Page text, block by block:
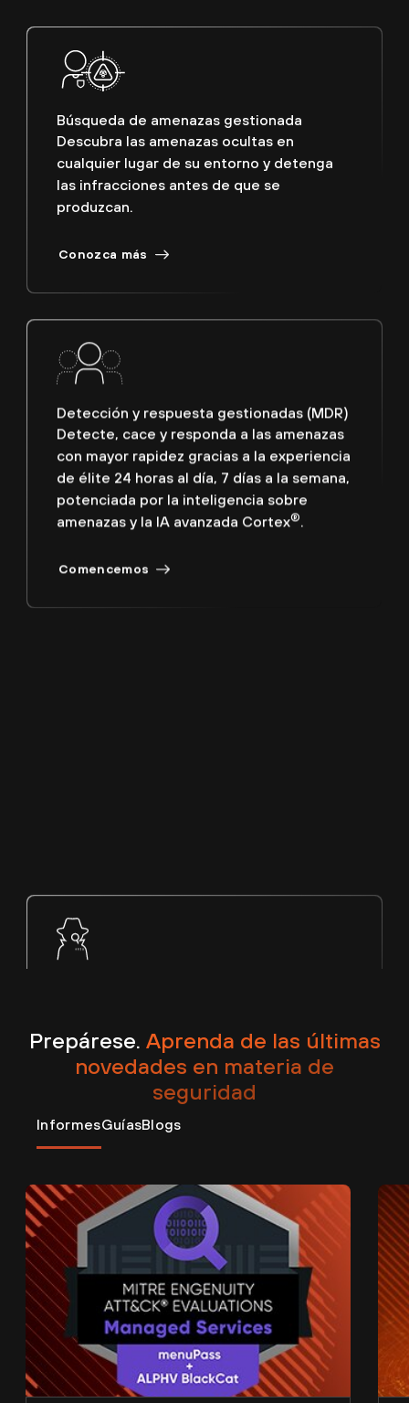
Búsqueda de amenazas gestionada
Descubra las amenazas ocultas en
cualquier lugar de su entorno y detenga
las infracciones antes de que se
produzcan.
Conozca más
Detecte, cace y responda a las amenazas
con mayor rapidez gracias a la experiencia
de élite 24 horas al día, 7 días a la semana,
potenciada por la inteligencia sobre
amenazas y la IA avanzada Cortex®.
Prepárese. Aprenda de las últimas
novedades en materia de
seguridad
InformesGuíasBlogs